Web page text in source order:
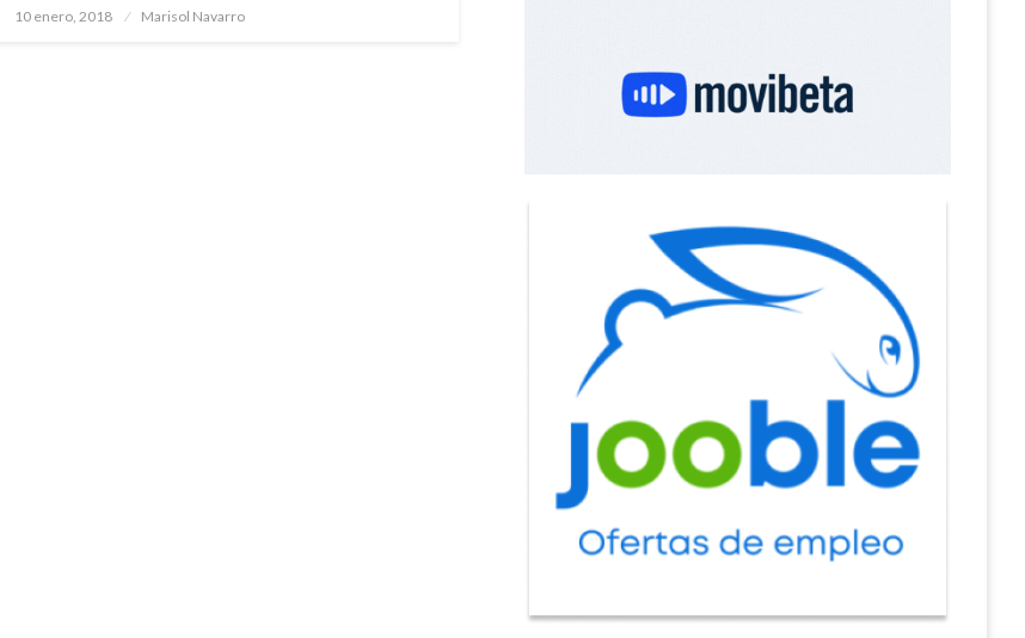
Publicado
10 enero, 2018 Marisol Navarro